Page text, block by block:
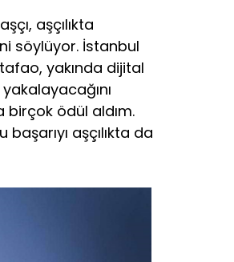
aşçılıkta
söylüyor. İstanbul
yakında dijital
birçok ödül aldım.
başarıyı aşçılıkta da